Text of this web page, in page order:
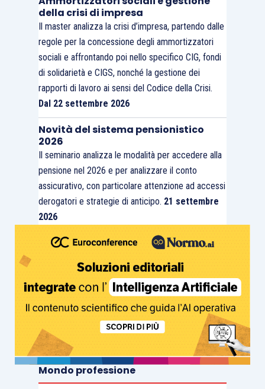
della crisi di impresa
Il master analizza la crisi d’impresa, partendo dalle
regole per la concessione degli ammortizzatori
sociali e affrontando poi nello specifico CIG, fondi
di solidarietà e CIGS, nonché la gestione dei
rapporti di lavoro ai sensi del Codice della Crisi.
Dal 22 settembre 2026
Novità del sistema pensionistico
2026
Il seminario analizza le modalità per accedere alla
pensione nel 2026 e per analizzare il conto
assicurativo, con particolare attenzione ad accessi
derogatori e strategie di anticipo. 21 settembre
2026
Mondo professione